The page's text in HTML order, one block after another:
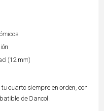
(12 mm)
cuarto siempre en orden, con
de Dancol.